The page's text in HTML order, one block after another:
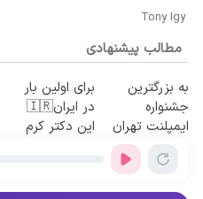
Tony Igy
مطالب پیشنهادی
به بزرگترین
جشنواره
ایمپلنت تهران
سر بزنید ! |
فقط ۲۵ میلیون
برای اولین بار
در ایران🇮🇷
این دکتر کرم